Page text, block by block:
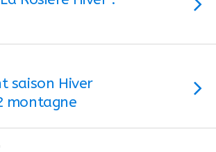
saison Hiver
montagne